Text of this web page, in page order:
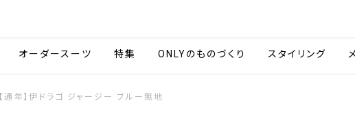
オーダースーツ 特集 ONLYのものづくり スタイリング
【通年】伊ドラゴ ジャージー ブルー無地